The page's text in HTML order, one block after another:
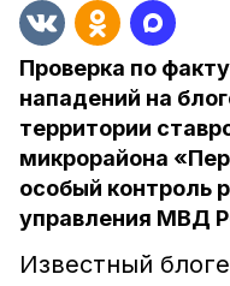
Проверка по
нападений на
территории
микрорайона
особый контроль
управления МВД
Известный